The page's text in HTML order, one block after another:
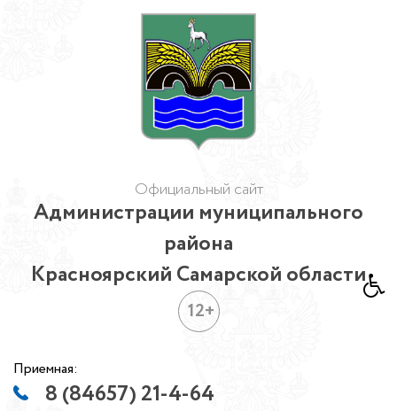
Официальный сайт
Администрации муниципального
района
Красноярский Самарской области
12+
Приемная:
8 (84657) 21-4-64